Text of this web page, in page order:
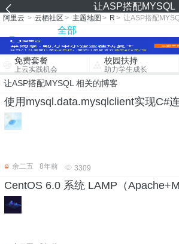
让ASP搭配MYSQL
阿里云 > 云栖社区 > 主题地图 > R > 让ASP搭配
全部
免费套餐
上云实践机会
校园扶持
助力学生成长
让ASP搭配MYSQL 相关的博客
使用mysql.data.mysqlclient实现C#
余二五
8年前 3309